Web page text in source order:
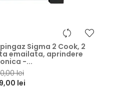
Sigma 2 Cook, 2
emailata, aprindere
-...
lei
lei